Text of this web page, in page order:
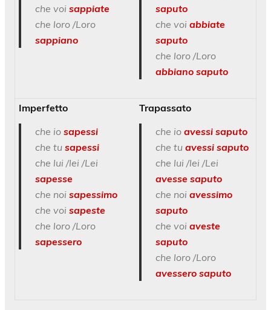
che voi sappiate
che loro /Loro
sappiano
saputo
che voi abbiate
saputo
che loro /Loro
abbiano saputo
Imperfetto
che io sapessi
che tu sapessi
che lui /lei /Lei
sapesse
che noi sapessimo
che voi sapeste
che loro /Loro
sapessero
Trapassato
che io avessi saputo
che tu avessi saputo
che lui /lei /Lei
avesse saputo
che noi avessimo
saputo
che voi aveste
saputo
che loro /Loro
avessero saputo